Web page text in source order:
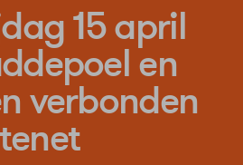
15 april
en
verbonden